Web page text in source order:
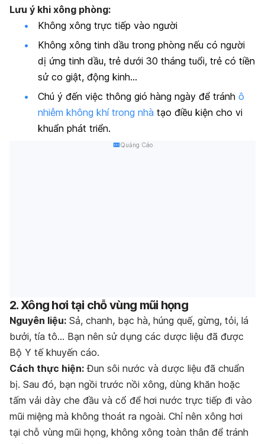
Lưu ý khi xông phòng:
Không xông trực tiếp vào người
Không xông tinh dầu trong phòng nếu có người
dị ứng tinh dầu, trẻ dưới 30 tháng tuổi, trẻ có tiền
sử co giật, động kinh…
Chú ý đến việc thông gió hàng ngày để tránh ô
nhiễm không khí trong nhà tạo điều kiện cho vi
khuẩn phát triển.
Quảng Cáo
2. Xông hơi tại chỗ vùng mũi họng
Nguyên liệu: Sả, chanh, bạc hà, húng quế, gừng, tỏi, lá
bưởi, tía tô… Bạn nên sử dụng các dược liệu đã được
Bộ Y tế khuyến cáo.
Cách thực hiện: Đun sôi nước và dược liệu đã chuẩn
bị. Sau đó, bạn ngồi trước nồi xông, dùng khăn hoặc
tấm vải dày che đầu và cổ để hơi nước trực tiếp đi vào
mũi miệng mà không thoát ra ngoài. Chỉ nên xông hơi
tại chỗ vùng mũi họng, không xông toàn thân để tránh